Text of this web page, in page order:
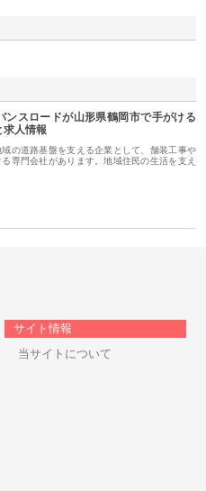
ンスロードが山形県鶴岡市で手がける
求人情報
の道路基盤を支える企業として、舗装工事や
専門会社があります。地域住民の生活を支え
サイト情報
当サイトについて